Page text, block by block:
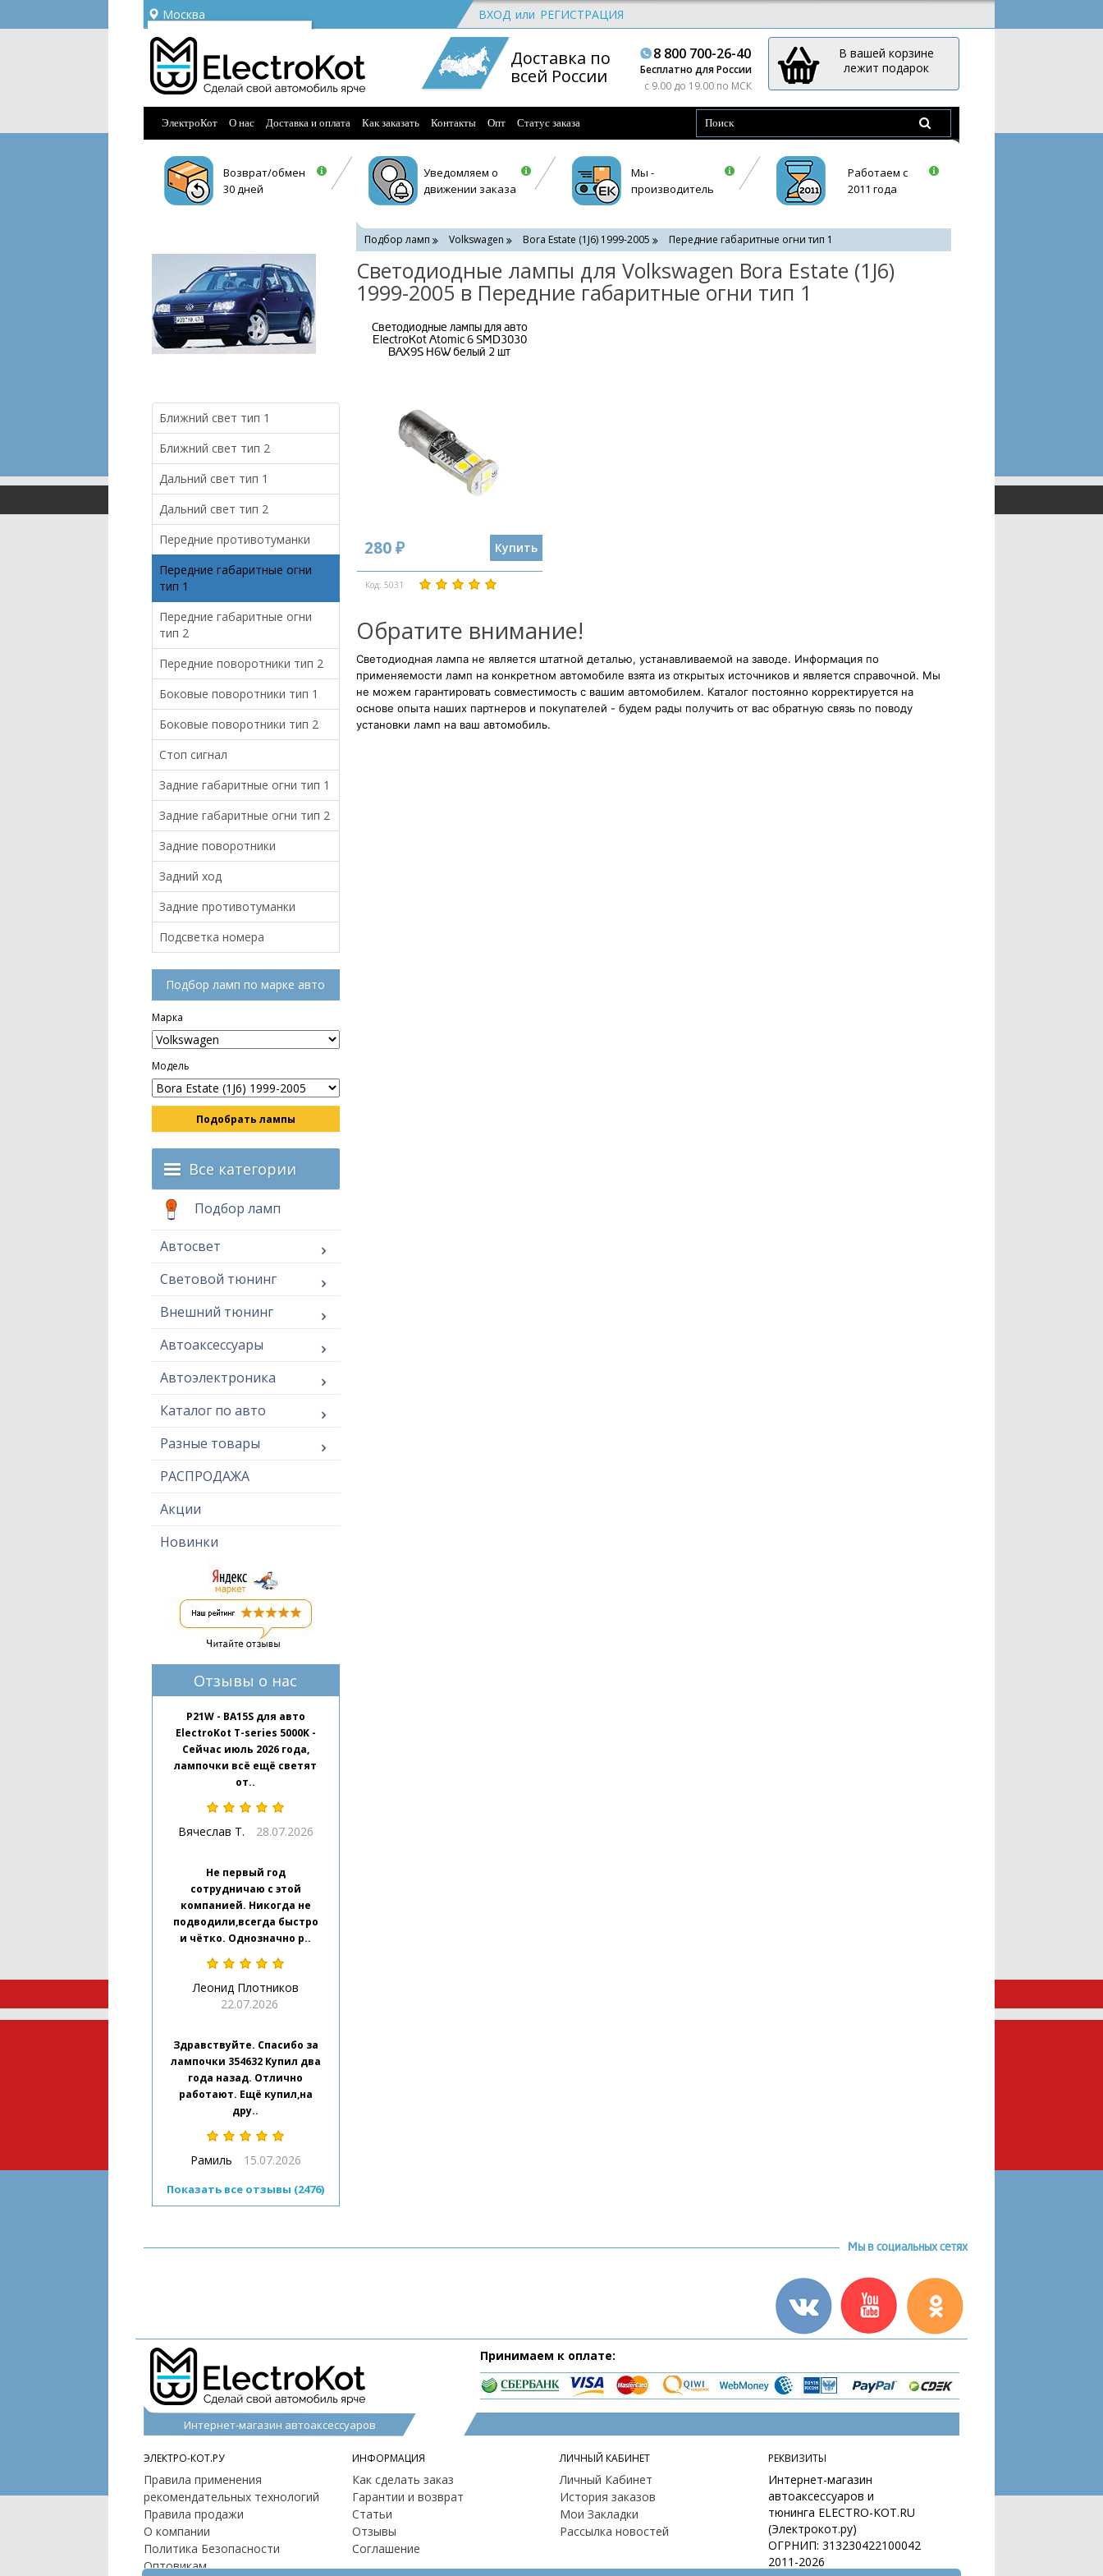
Москва
Ваш город —
Угадали?
ВХОД или РЕГИСТРАЦИЯ
Доставка по
всей России
8 800 700-26-40
Бесплатно для России
c 9.00 до 19.00 по МСК
В вашей корзине
лежит подарок
ЭлектроКот О нас Доставка и оплата Как заказать Контакты Опт Статус заказа
Возврат/обмен
30 дней
Уведомляем о
движении заказа
Мы -
производитель
Работаем с
2011 года
Ближний свет тип 1
Ближний свет тип 2
Дальний свет тип 1
Дальний свет тип 2
Передние противотуманки
Передние габаритные огни
тип 1
Передние габаритные огни
тип 2
Передние поворотники тип 2
Боковые поворотники тип 1
Боковые поворотники тип 2
Стоп сигнал
Задние габаритные огни тип 1
Задние габаритные огни тип 2
Задние поворотники
Задний ход
Задние противотуманки
Подсветка номера
Подбор ламп по марке авто
Марка
Модель
Подобрать лампы
Все категории
Подбор ламп
Автосвет
Световой тюнинг
Внешний тюнинг
Автоаксессуары
Автоэлектроника
Каталог по авто
Разные товары
РАСПРОДАЖА
Акции
Новинки
Отзывы о нас
P21W - BA15S для авто
ElectroKot T-series 5000K -
Сейчас июль 2026 года,
лампочки всё ещё светят
от..
Вячеслав Т. 28.07.2026
Не первый год
сотрудничаю с этой
компанией. Никогда не
подводили,всегда быстро
и чётко. Однозначно р..
Леонид Плотников
22.07.2026
Здравствуйте. Спасибо за
лампочки 354632 Купил два
года назад. Отлично
работают. Ещё купил,на
дру..
Рамиль 15.07.2026
Показать все отзывы (2476)
Подбор ламп Volkswagen Bora Estate (1J6) 1999-2005 Передние габаритные огни тип 1
Светодиодные лампы для Volkswagen Bora Estate (1J6)
1999-2005 в Передние габаритные огни тип 1
Светодиодные лампы для авто
ElectroKot Atomic 6 SMD3030
BAX9S H6W белый 2 шт
280 ₽ Купить
Код: 5031
Обратите внимание!
Светодиодная лампа не является штатной деталью, устанавливаемой на заводе. Информация по
применяемости ламп на конкретном автомобиле взята из открытых источников и является справочной. Мы
не можем гарантировать совместимость с вашим автомобилем. Каталог постоянно корректируется на
основе опыта наших партнеров и покупателей - будем рады получить от вас обратную связь по поводу
установки ламп на ваш автомобиль.
Мы в социальных сетях
Интернет-магазин автоаксессуаров
Принимаем к оплате:
ЭЛЕКТРО-КОТ.РУ
Правила применения
рекомендательных технологий
Правила продажи
О компании
Политика Безопасности
Оптовикам
ИНФОРМАЦИЯ
Как сделать заказ
Гарантии и возврат
Статьи
Отзывы
Соглашение
ЛИЧНЫЙ КАБИНЕТ
Личный Кабинет
История заказов
Мои Закладки
Рассылка новостей
РЕКВИЗИТЫ
Интернет-магазин
автоаксессуаров и
тюнинга ELECTRO-KOT.RU
(Электрокот.ру)
ОГРНИП: 313230422100042
2011-2026